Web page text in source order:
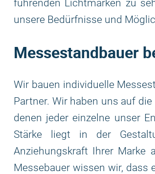
führenden Lichtmarken zu
unsere Bedürfnisse und
Messestandbauer
Wir bauen individuelle
Partner. Wir haben uns auf
denen jeder einzelne unser
Stärke liegt in der
Anziehungskraft Ihrer Marke
Messebauer wissen wir,